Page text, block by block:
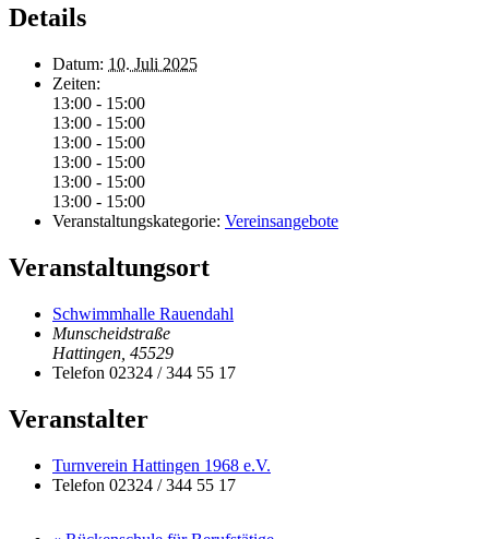
Details
Datum: 10. Juli 2025
Zeiten:
13:00 - 15:00
13:00 - 15:00
13:00 - 15:00
13:00 - 15:00
13:00 - 15:00
13:00 - 15:00
Veranstaltungskategorie: Vereinsangebote
Veranstaltungsort
Schwimmhalle Rauendahl
Munscheidstraße
Hattingen 45529
Telefon 02324 / 344 55 17
Veranstalter
Turnverein Hattingen 1968 e.V.
Telefon 02324 / 344 55 17